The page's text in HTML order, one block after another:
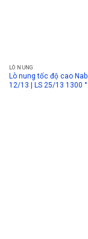
LÒ NUNG
Lò nung tốc độ cao
12/13 | LS 25/13 1300 °